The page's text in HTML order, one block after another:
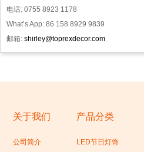
电话: 0755 8923 1178
What’s App: 86 158 8929 9839
邮箱: shirley@toprexdecor.com
关于我们
公司简介
产品分类
LED节日灯饰